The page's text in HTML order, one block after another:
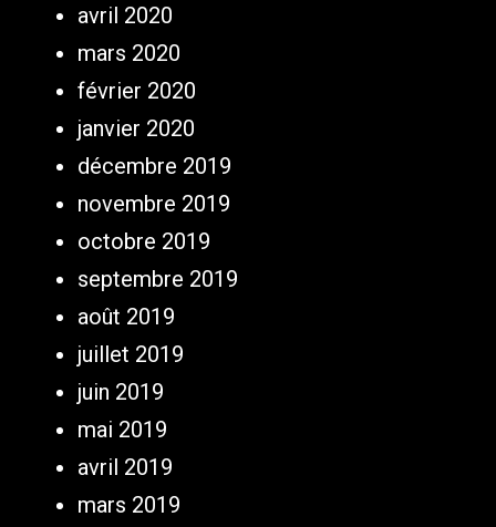
avril 2020
mars 2020
février 2020
janvier 2020
décembre 2019
novembre 2019
octobre 2019
septembre 2019
août 2019
juillet 2019
juin 2019
mai 2019
avril 2019
mars 2019